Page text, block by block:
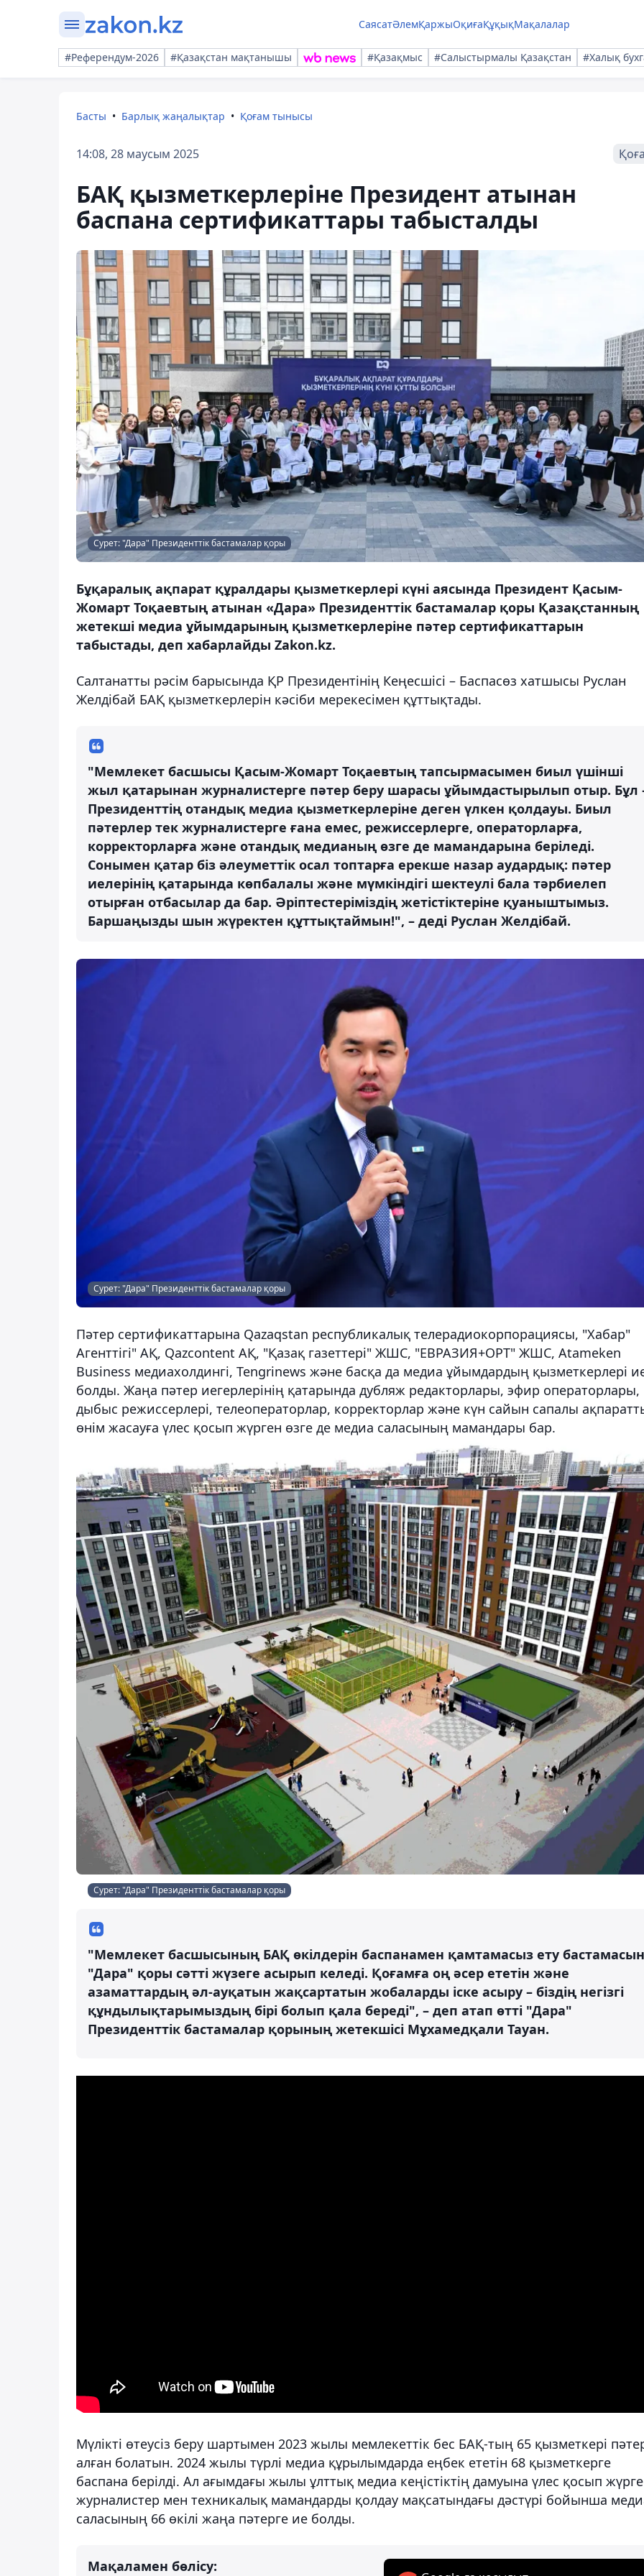
СаясатӘлемҚаржыОқиғаҚұқықМақалалар
#Референдум-2026 #Қазақстан мақтанышы #Қазақмыс #Салыстырмалы Қазақстан #Халық
Басты Барлық жаңалықтар Қоғам тынысы
14:08, 28 маусым 2025
БАҚ қызметкерлеріне Президент атынан
баспана сертификаттары табысталды
Сурет: "Дара" Президенттік бастамалар қоры
Бұқаралық ақпарат құралдары қызметкерлері күні аясында Президент Қасым-
Жомарт Тоқаевтың атынан «Дара» Президенттік бастамалар қоры Қазақстанның
жетекші медиа ұйымдарының қызметкерлеріне пәтер сертификаттарын
табыстады, деп хабарлайды Zakon.kz.
Салтанатты рәсім барысында ҚР Президентінің Кеңесшісі – Баспасөз хатшысы Руслан
Желдібай БАҚ қызметкерлерін кәсіби мерекесімен құттықтады.
"Мемлекет басшысы Қасым-Жомарт Тоқаевтың тапсырмасымен биыл үшінші
жыл қатарынан журналистерге пәтер беру шарасы ұйымдастырылып отыр. Бұл
Президенттің отандық медиа қызметкерлеріне деген үлкен қолдауы. Биыл
пәтерлер тек журналистерге ғана емес, режиссерлерге, операторларға,
корректорларға және отандық медианың өзге де мамандарына беріледі.
Сонымен қатар біз әлеуметтік осал топтарға ерекше назар аудардық: пәтер
иелерінің қатарында көпбалалы және мүмкіндігі шектеулі бала тәрбиелеп
отырған отбасылар да бар. Әріптестеріміздің жетістіктеріне қуаныштымыз.
Баршаңызды шын жүректен құттықтаймын!", – деді Руслан Желдібай.
Сурет: "Дара" Президенттік бастамалар қоры
Пәтер сертификаттарына Qazaqstan республикалық телерадиокорпорациясы, "Хабар"
Агенттігі" АҚ, Qazcontent АҚ, "Қазақ газеттері" ЖШС, "ЕВРАЗИЯ+ОРТ" ЖШС, Atameken
Business медиахолдингі, Tengrinews және басқа да медиа ұйымдардың қызметкерлері
болды. Жаңа пәтер иегерлерінің қатарында дубляж редакторлары, эфир операторлары,
дыбыс режиссерлері, телеоператорлар, корректорлар және күн сайын сапалы
өнім жасауға үлес қосып жүрген өзге де медиа саласының мамандары бар.
Сурет: "Дара" Президенттік бастамалар қоры
"Мемлекет басшысының БАҚ өкілдерін баспанамен қамтамасыз ету бастамасын
"Дара" қоры сәтті жүзеге асырып келеді. Қоғамға оң әсер ететін және
азаматтардың әл-ауқатын жақсартатын жобаларды іске асыру – біздің негізгі
құндылықтарымыздың бірі болып қала береді", – деп атап өтті "Дара"
Президенттік бастамалар қорының жетекшісі Мұхамедқали Тауан.
Мүлікті өтеусіз беру шартымен 2023 жылы мемлекеттік бес БАҚ-тың 65 қызметкері
алған болатын. 2024 жылы түрлі медиа құрылымдарда еңбек ететін 68 қызметкерге
баспана берілді. Ал ағымдағы жылы ұлттық медиа кеңістіктің дамуына үлес қосып
журналистер мен техникалық мамандарды қолдау мақсатындағы дәстүрі бойынша
саласының 66 өкілі жаңа пәтерге ие болды.
Мақаламен бөлісу: